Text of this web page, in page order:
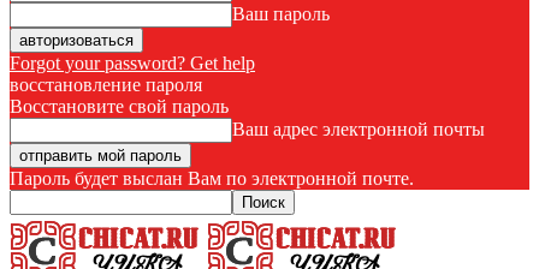
Ваш пароль
Forgot your password? Get help
восстановление пароля
Восстановите свой пароль
Ваш адрес электронной почты
Пароль будет выслан Вам по электронной почте.